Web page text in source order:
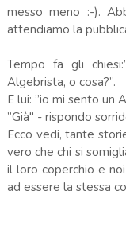
messo meno :-).
attendiamo la
Tempo fa gli
Algebrista, o cosa?”.
E lui: ”io mi sento un
”Già" - rispondo
Ecco vedi, tante
vero che chi si
il loro coperchio e
ad essere la stessa